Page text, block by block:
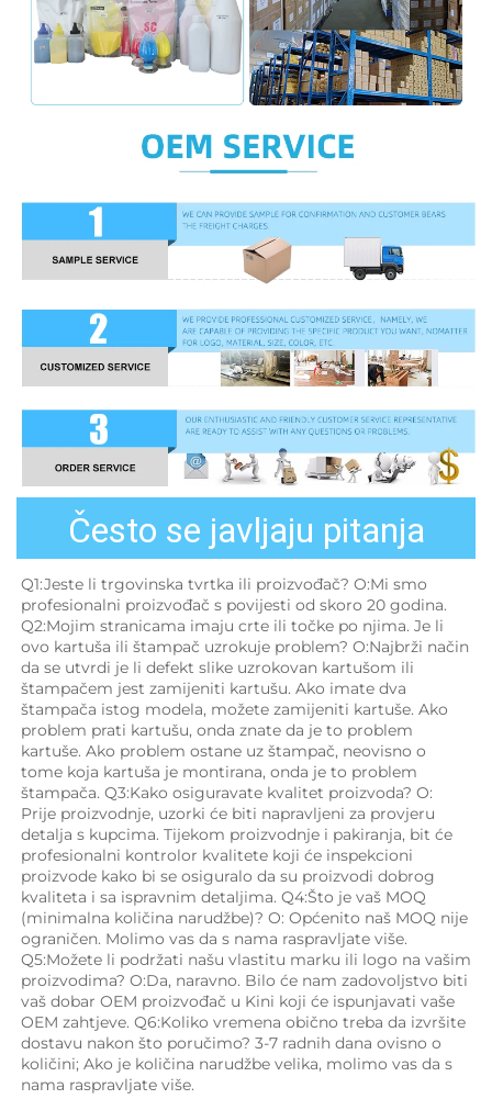
Često se javljaju pitanja
Q1:Jeste li trgovinska tvrtka ili proizvođač? O:Mi smo
profesionalni proizvođač s povijesti od skoro 20 godina.
Q2:Mojim stranicama imaju crte ili točke po njima. Je li
ovo kartuša ili štampač uzrokuje problem? O:Najbrži način
da se utvrdi je li defekt slike uzrokovan kartušom ili
štampačem jest zamijeniti kartušu. Ako imate dva
štampača istog modela, možete zamijeniti kartuše. Ako
problem prati kartušu, onda znate da je to problem
kartuše. Ako problem ostane uz štampač, neovisno o
tome koja kartuša je montirana, onda je to problem
štampača. Q3:Kako osiguravate kvalitet proizvoda? O:
Prije proizvodnje, uzorki će biti napravljeni za provjeru
detalja s kupcima. Tijekom proizvodnje i pakiranja, bit će
profesionalni kontrolor kvalitete koji će inspekcioni
proizvode kako bi se osiguralo da su proizvodi dobrog
kvaliteta i sa ispravnim detaljima. Q4:Što je vaš MOQ
(minimalna količina narudžbe)? O: Općenito naš MOQ nije
ograničen. Molimo vas da s nama raspravljate više.
Q5:Možete li podržati našu vlastitu marku ili logo na vašim
proizvodima? O:Da, naravno. Bilo će nam zadovoljstvo biti
vaš dobar OEM proizvođač u Kini koji će ispunjavati vaše
OEM zahtjeve. Q6:Koliko vremena obično treba da izvršite
dostavu nakon što poručimo? 3-7 radnih dana ovisno o
količini; Ako je količina narudžbe velika, molimo vas da s
nama raspravljate više.